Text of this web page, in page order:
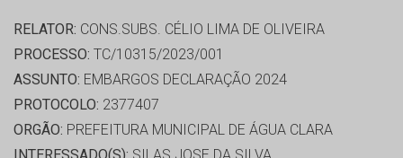
RELATOR: CONS.SUBS. CÉLIO LIMA DE OLIVEIRA
PROCESSO: TC/10315/2023/001
ASSUNTO: EMBARGOS DECLARAÇÃO 2024
PROTOCOLO: 2377407
ORGÃO: PREFEITURA MUNICIPAL DE ÁGUA CLARA